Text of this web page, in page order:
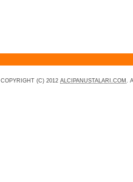
COPYRIGHT (C) 2012 ALCIPANUSTALARI.COM .